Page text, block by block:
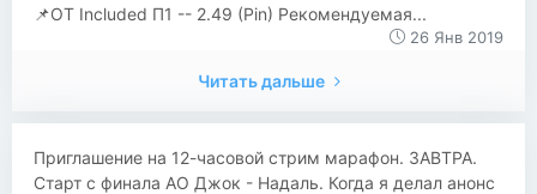
📌OT Included П1 -- 2.49 (Pin) Рекомендуемая...
26 Янв 2019
Читать дальше
Приглашение на 12-часовой стрим марафон. ЗАВТРА.
Старт с финала АО Джок - Надаль. Когда я делал анонс